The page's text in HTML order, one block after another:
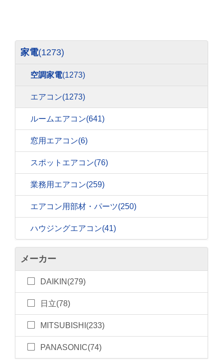
家電(1273)
空調家電(1273)
エアコン(1273)
ルームエアコン(641)
窓用エアコン(6)
スポットエアコン(76)
業務用エアコン(259)
エアコン用部材・パーツ(250)
ハウジングエアコン(41)
メーカー
DAIKIN(279)
日立(78)
MITSUBISHI(233)
PANASONIC(74)